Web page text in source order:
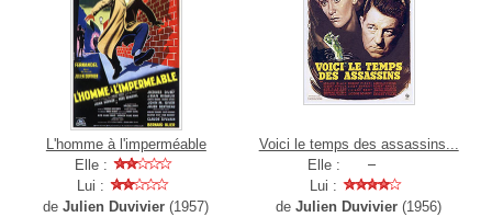
L'homme à l'imperméable
Elle :
Lui :
deJulien Duvivier (1957)
Voici le temps des assassins...
Elle :
Lui :
deJulien Duvivier (1956)